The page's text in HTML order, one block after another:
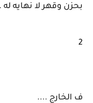
بحزن وقهر لا نهايه له
2
ف الخارج ....